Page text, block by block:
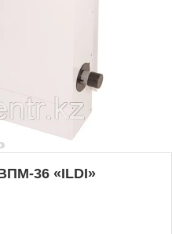
36 «ILDI»